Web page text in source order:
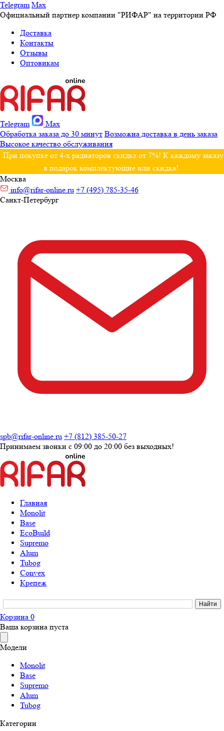
Telegram Max
Официальный партнер компании "РИФАР" на территории РФ
Доставка
Контакты
Отзывы
Оптовикам
Telegram
Max
Обработка заказа до 30 минут Возможна доставка в день заказа
Высокое качество обслуживания
При покупке от 4-х радиаторов скидка от 7%! К каждому заказу
в подарок комплектующие или скидка!
Москва
info@rifar-online.ru +7 (495) 785-35-46
Санкт-Петербург
spb@rifar-online.ru +7 (812) 385-50-27
Принимаем звонки с 09:00 до 20:00 без выходных!
Главная
Monolit
Base
EcoBuild
Supremo
Alum
Tubog
Convex
Крепеж
Корзина 0
Ваша корзина пуста
Модели
Monolit
Base
Supremo
Alum
Tubog
Категории